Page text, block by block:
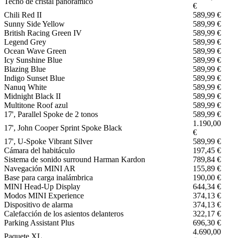
€
Chili Red II
589,99 €
Sunny Side Yellow
589,99 €
British Racing Green IV
589,99 €
Legend Grey
589,99 €
Ocean Wave Green
589,99 €
Icy Sunshine Blue
589,99 €
Blazing Blue
589,99 €
Indigo Sunset Blue
589,99 €
Nanuq White
589,99 €
Midnight Black II
589,99 €
Multitone Roof azul
589,99 €
17', Parallel Spoke de 2 tonos
589,99 €
17', John Cooper Sprint Spoke Black
1.190,00
€
17', U-Spoke Vibrant Silver
589,99 €
Cámara del habitáculo
197,45 €
Sistema de sonido surround Harman Kardon
789,84 €
Navegación MINI AR
155,89 €
Base para carga inalámbrica
190,00 €
MINI Head-Up Display
644,34 €
Modos MINI Experience
374,13 €
Dispositivo de alarma
374,13 €
Calefacción de los asientos delanteros
322,17 €
Parking Assistant Plus
696,30 €
Paquete XL
4.690,00